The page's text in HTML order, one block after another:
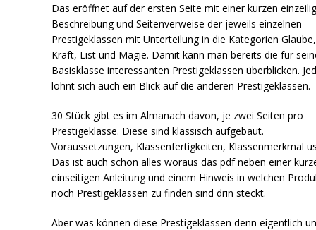
Das eröffnet auf der ersten Seite mit einer kurzen
Beschreibung und Seitenverweise der jeweils einzelnen
Prestigeklassen mit Unterteilung in die Kategorien Glaube,
Kraft, List und Magie. Damit kann man bereits die für
Basisklasse interessanten Prestigeklassen überblicken.
lohnt sich auch ein Blick auf die anderen Prestigeklassen.
30 Stück gibt es im Almanach davon, je zwei Seiten pro
Prestigeklasse. Diese sind klassisch aufgebaut.
Voraussetzungen, Klassenfertigkeiten, Klassenmerkmal
Das ist auch schon alles woraus das pdf neben einer
einseitigen Anleitung und einem Hinweis in welchen
noch Prestigeklassen zu finden sind drin steckt.
Aber was können diese Prestigeklassen denn eigentlich